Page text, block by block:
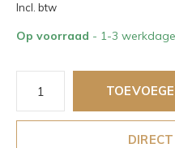
Incl. btw
Op voorraad - 1-3